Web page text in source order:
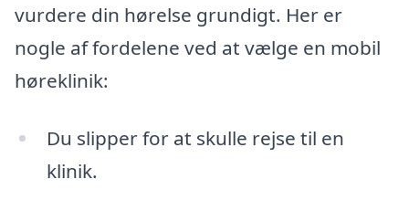
vurdere din hørelse grundigt. Her er
nogle af fordelene ved at vælge en mobil
høreklinik:
Du slipper for at skulle rejse til en
klinik.